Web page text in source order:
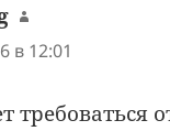
:
в 12:01
требоваться